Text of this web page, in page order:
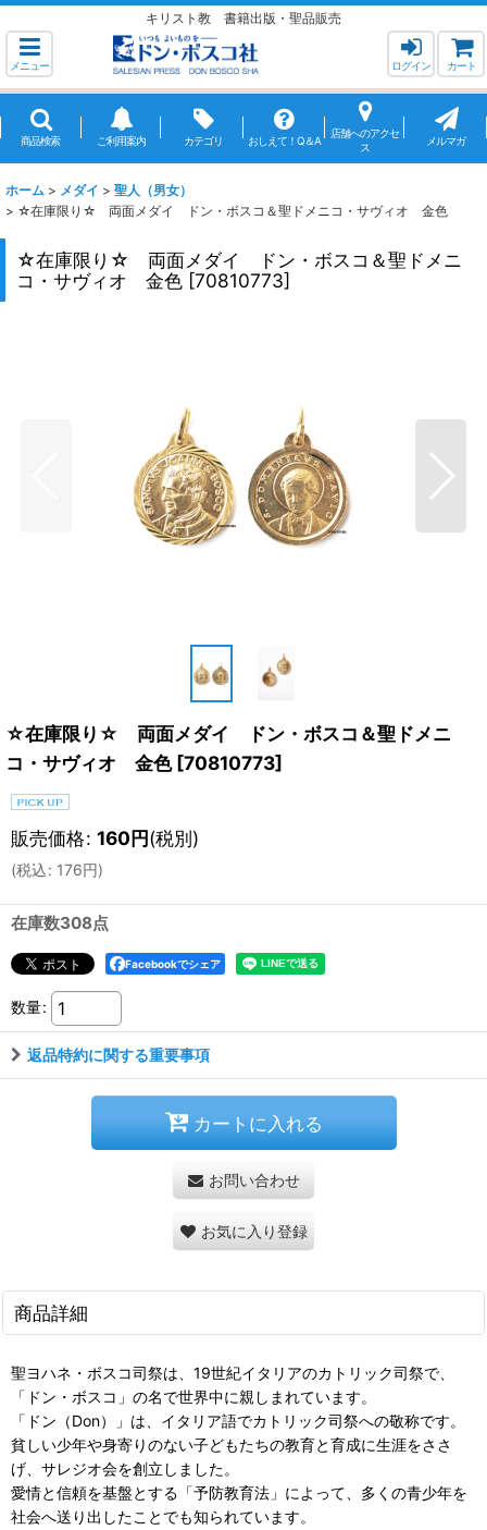
キリスト教 書籍出版・聖品販売
メニュー ログイン カート
商品検索 ご利用案内 カテゴリ おしえて！Q＆A
店舗へのアクセ
ス
メルマガ
ホーム > メダイ > 聖人（男女）
> ☆在庫限り☆ 両面メダイ ドン・ボスコ＆聖ドメニコ・サヴィオ 金色
☆在庫限り☆ 両面メダイ ドン・ボスコ＆聖ドメニ
コ・サヴィオ 金色 [70810773]
☆在庫限り☆ 両面メダイ ドン・ボスコ＆聖ドメニ
コ・サヴィオ 金色 [70810773]
販売価格: 160円(税別)
(税込: 176円)
在庫数308点
Facebookでシェア
数量:
返品特約に関する重要事項
カートに入れる
お問い合わせ
お気に入り登録
商品詳細
聖ヨハネ・ボスコ司祭は、19世紀イタリアのカトリック司祭で、
「ドン・ボスコ」の名で世界中に親しまれています。
「ドン（Don）」は、イタリア語でカトリック司祭への敬称です。
貧しい少年や身寄りのない子どもたちの教育と育成に生涯をささ
げ、サレジオ会を創立しました。
愛情と信頼を基盤とする「予防教育法」によって、多くの青少年を
社会へ送り出したことでも知られています。